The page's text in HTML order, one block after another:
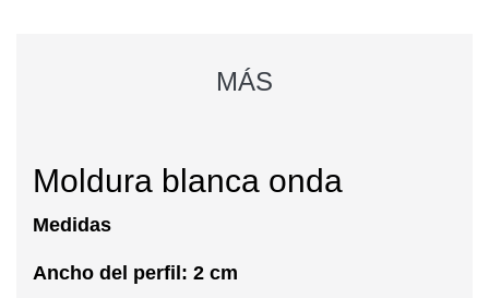
MÁS
Moldura blanca onda
Medidas
Ancho del perfil: 2 cm